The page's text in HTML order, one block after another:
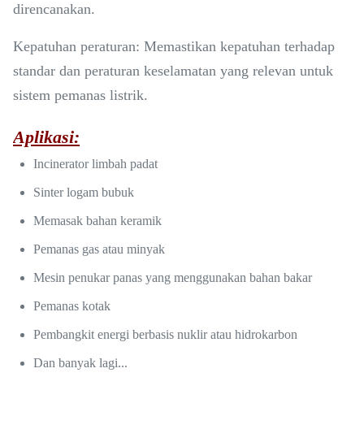
direncanakan.
Kepatuhan peraturan: Memastikan kepatuhan terhadap
standar dan peraturan keselamatan yang relevan untuk
sistem pemanas listrik.
Aplikasi:
Incinerator limbah padat
Sinter logam bubuk
Memasak bahan keramik
Pemanas gas atau minyak
Mesin penukar panas yang menggunakan bahan bakar
Pemanas kotak
Pembangkit energi berbasis nuklir atau hidrokarbon
Dan banyak lagi...